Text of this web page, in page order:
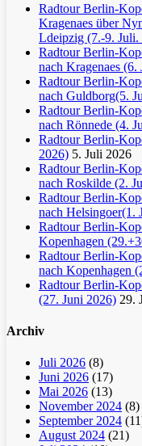
Radtour Berlin-
Kragenaes über
Ldeipzig (7.-9. Juli.
Radtour Berlin-
nach Kragenaes (6.
Radtour Berlin-
nach Guldborg(5.
Radtour Berlin-
nach Rönnede (4.
Radtour Berlin-
2026) 5. Juli 2026
Radtour Berlin-
nach Roskilde (2.
Radtour Berlin-
nach Helsingoer(1.
Radtour Berlin-
Kopenhagen
Radtour Berlin-
nach Kopenhagen
Radtour Berlin-
(27. Juni 2026) 29.
Archiv
Juli 2026 (8)
Juni 2026 (17)
Mai 2026 (13)
November 2024 (8)
September 2024
August 2024 (21)